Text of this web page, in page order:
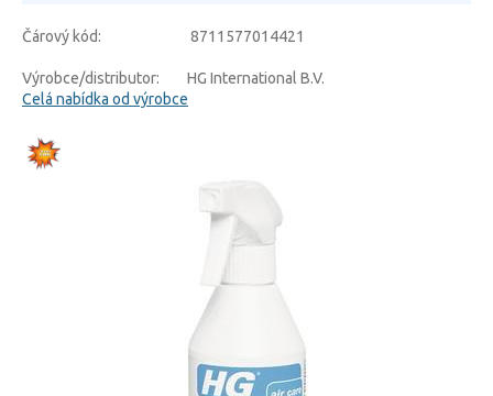
Čárový kód: 8711577014421
Výrobce/distributor:
HG International B.V.
Celá nabídka od výrobce